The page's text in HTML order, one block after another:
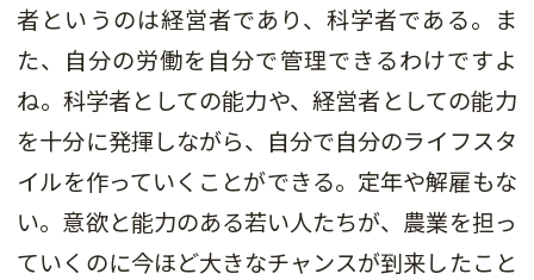
者というのは経営者であり、科学者である。ま
た、自分の労働を自分で管理できるわけですよ
ね。科学者としての能力や、経営者としての能力
を十分に発揮しながら、自分で自分のライフスタ
イルを作っていくことができる。定年や解雇もな
い。意欲と能力のある若い人たちが、農業を担っ
ていくのに今ほど大きなチャンスが到来したこと